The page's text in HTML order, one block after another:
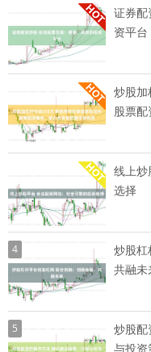
证券配
资平台
炒股加
股票配
线上炒
选择
4
炒股杠
共融未
5
炒股配
与投资